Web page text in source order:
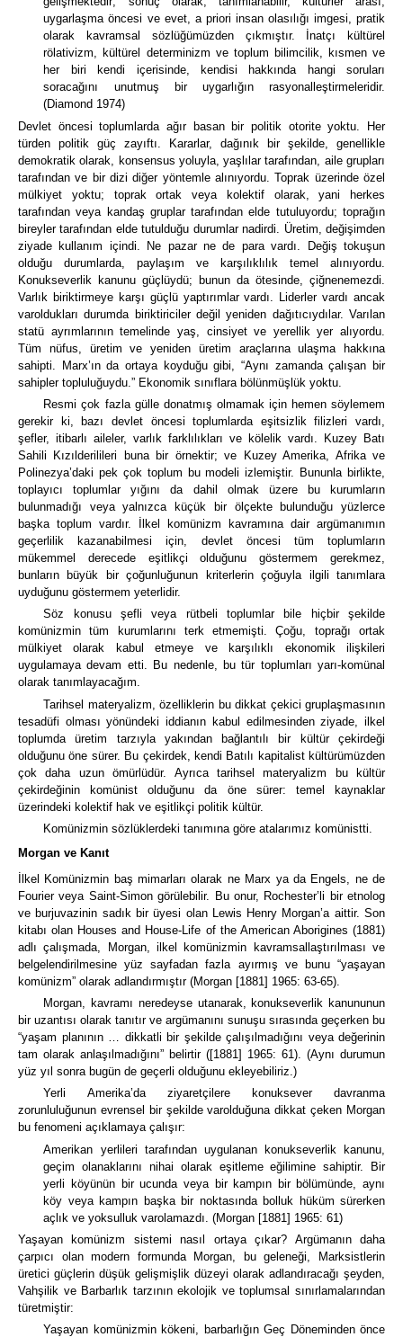
uygarlaşma öncesi ve evet, a priori insan olasılığı imgesi, pratik
olarak kavramsal sözlüğümüzden çıkmıştır.
İnatçı kültürel
rölativizm, kültürel determinizm ve toplum bilimcilik, kısmen ve
her biri kendi içerisinde, kendisi hakkında hangi soruları
soracağını unutmuş bir uygarlığın rasyonalleştirmeleridir.
(Diamond 1974)
Devlet öncesi toplumlarda ağır basan bir politik otorite yoktu.
Her
türden politik güç zayıftı.
Kararlar, dağınık bir şekilde, genellikle
demokratik olarak, konsensus yoluyla, yaşlılar tarafından, aile grupları
tarafından ve bir dizi diğer yöntemle alınıyordu.
Toprak üzerinde özel
mülkiyet yoktu; toprak ortak veya kolektif olarak, yani herkes
tarafından veya kandaş gruplar tarafından elde tutuluyordu; toprağın
bireyler tarafından elde tutulduğu durumlar nadirdi.
Üretim, değişimden
ziyade kullanım içindi.
Ne pazar ne de para vardı. Değiş tokuşun
olduğu durumlarda, paylaşım ve karşılıklılık temel alınıyordu.
Konukseverlik kanunu güçlüydü; bunun da ötesinde, çiğnenemezdi.
Varlık biriktirmeye karşı güçlü yaptırımlar vardı.
Liderler vardı ancak
varoldukları durumda biriktiriciler değil yeniden dağıtıcıydılar. Varılan
statü ayrımlarının temelinde yaş, cinsiyet ve yerellik yer alıyordu.
Tüm nüfus, üretim ve yeniden üretim araçlarına ulaşma hakkına
sahipti.
Marx’ın da ortaya koyduğu gibi, “Aynı zamanda çalışan bir
sahipler topluluğuydu.” Ekonomik sınıflara bölünmüşlük yoktu.
Resmi çok fazla gülle donatmış olmamak için hemen söylemem
gerekir ki, bazı devlet öncesi toplumlarda eşitsizlik filizleri vardı,
şefler, itibarlı aileler, varlık farklılıkları ve kölelik vardı.
Kuzey Batı
Sahili Kızılderilileri buna bir örnektir; ve Kuzey Amerika, Afrika ve
Polinezya’daki pek çok toplum bu modeli izlemiştir.
Bununla birlikte,
toplayıcı toplumlar yığını da dahil olmak üzere bu kurumların
bulunmadığı veya yalnızca küçük bir ölçekte bulunduğu yüzlerce
başka toplum vardır.
İlkel komünizm kavramına dair argümanımın
geçerlilik kazanabilmesi için, devlet öncesi tüm toplumların
mükemmel derecede eşitlikçi olduğunu göstermem gerekmez,
bunların büyük bir çoğunluğunun kriterlerin çoğuyla ilgili tanımlara
uyduğunu göstermem yeterlidir.
Söz konusu şefli veya rütbeli toplumlar bile hiçbir şekilde
komünizmin tüm kurumlarını terk etmemişti.
Çoğu, toprağı ortak
mülkiyet olarak kabul etmeye ve karşılıklı ekonomik ilişkileri
uygulamaya devam etti. Bu nedenle, bu tür toplumları yarı-komünal
olarak tanımlayacağım.
Tarihsel materyalizm, özelliklerin bu dikkat çekici gruplaşmasının
tesadüfi olması yönündeki iddianın kabul edilmesinden ziyade, ilkel
toplumda üretim tarzıyla yakından bağlantılı bir kültür çekirdeği
olduğunu öne sürer. Bu çekirdek, kendi Batılı kapitalist kültürümüzden
çok daha uzun ömürlüdür. Ayrıca tarihsel materyalizm bu kültür
çekirdeğinin komünist olduğunu da öne sürer:
temel kaynaklar
üzerindeki kolektif hak ve eşitlikçi politik kültür.
Komünizmin sözlüklerdeki tanımına göre atalarımız komünistti.
Morgan ve Kanıt
İlkel Komünizmin baş mimarları olarak ne Marx ya da Engels, ne de
Fourier veya Saint-Simon görülebilir. Bu onur, Rochester’li bir etnolog
ve burjuvazinin sadık bir üyesi olan Lewis Henry Morgan’a aittir. Son
kitabı olan Houses and House-Life of the American Aborigines(1881)
adlı çalışmada, Morgan, ilkel komünizmin kavramsallaştırılması ve
belgelendirilmesine yüz sayfadan fazla ayırmış ve bunu “yaşayan
komünizm” olarak adlandırmıştır (Morgan [1881] 1965: 63-65).
Morgan, kavramı neredeyse utanarak, konukseverlik kanununun
bir uzantısı olarak tanıtır ve argümanını sunuşu sırasında geçerken bu
“yaşam planının … dikkatli bir şekilde çalışılmadığını veya değerinin
tam olarak anlaşılmadığını” belirtir ([1881] 1965: 61). (Aynı durumun
yüz yıl sonra bugün de geçerli olduğunu ekleyebiliriz.)
Yerli Amerika’da ziyaretçilere konuksever davranma
zorunluluğunun evrensel bir şekilde varolduğuna dikkat çeken Morgan
bu fenomeni açıklamaya çalışır:
Amerikan yerlileri tarafından uygulanan konukseverlik kanunu,
geçim olanaklarını nihai olarak eşitleme eğilimine sahiptir.
Bir
yerli köyünün bir ucunda veya bir kampın bir bölümünde, aynı
köy veya kampın başka bir noktasında bolluk hüküm sürerken
açlık ve yoksulluk varolamazdı. (Morgan [1881] 1965: 61)
Yaşayan komünizm sistemi nasıl ortaya çıkar? Argümanın daha
çarpıcı olan modern formunda Morgan, bu geleneği, Marksistlerin
üretici güçlerin düşük gelişmişlik düzeyi olarak adlandıracağı şeyden,
Vahşilik ve Barbarlık tarzının ekolojik ve toplumsal sınırlamalarından
türetmiştir:
Yaşayan komünizmin kökeni, barbarlığın Geç Döneminden önce